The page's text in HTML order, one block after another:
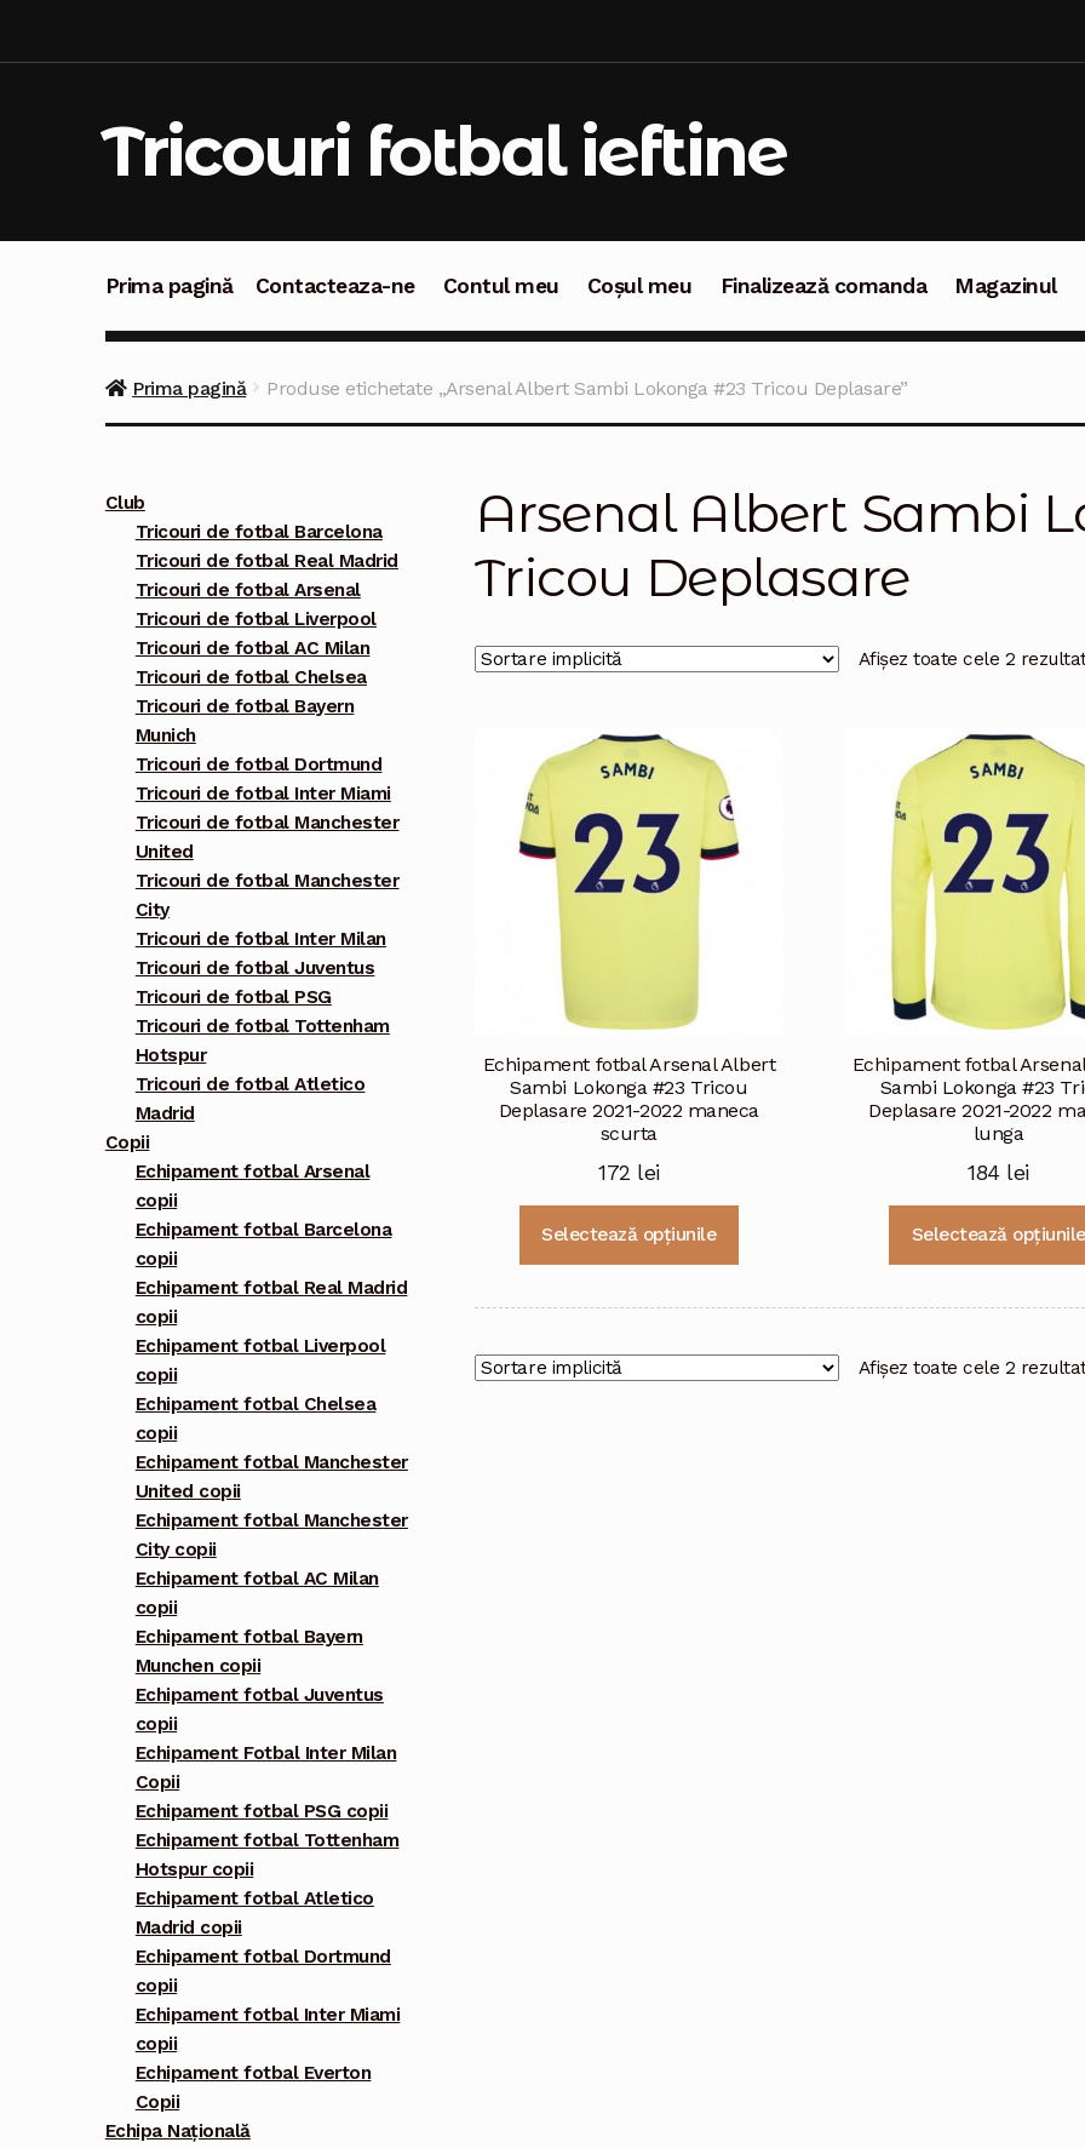
Tricouri fotbal ieftine
Prima pagină Contacteaza-ne Contul meu Coșul meu Finalizează comanda Magazinul
Prima pagină Produse etichetate „Arsenal Albert Sambi Lokonga #23 Tricou Deplasare”
Arsenal Albert Sambi
Tricou Deplasare
Afișez toate cele 2
Echipament fotbal Arsenal Albert
Sambi Lokonga #23 Tricou
Deplasare 2021-2022 maneca
scurta
172 lei
Selectează opțiunile
mai
Echipament fotbal
Sambi Lokonga #23
Deplasare 2021-2022
lunga
184 lei
Selectează opțiunile
Afișez toate cele 2
Club
Tricouri de fotbal Barcelona
Tricouri de fotbal Real Madrid
Tricouri de fotbal Arsenal
Tricouri de fotbal Liverpool
Tricouri de fotbal AC Milan
Tricouri de fotbal Chelsea
Tricouri de fotbal Bayern
Munich
Tricouri de fotbal Dortmund
Tricouri de fotbal Inter Miami
Tricouri de fotbal Manchester
United
Tricouri de fotbal Manchester
City
Tricouri de fotbal Inter Milan
Tricouri de fotbal Juventus
Tricouri de fotbal PSG
Tricouri de fotbal Tottenham
Hotspur
Tricouri de fotbal Atletico
Madrid
Copii
Echipament fotbal Arsenal
copii
Echipament fotbal Barcelona
copii
Echipament fotbal Real Madrid
copii
Echipament fotbal Liverpool
copii
Echipament fotbal Chelsea
copii
Echipament fotbal Manchester
United copii
Echipament fotbal Manchester
City copii
Echipament fotbal AC Milan
copii
Echipament fotbal Bayern
Munchen copii
Echipament fotbal Juventus
copii
Echipament Fotbal Inter Milan
Copii
Echipament fotbal PSG copii
Echipament fotbal Tottenham
Hotspur copii
Echipament fotbal Atletico
Madrid copii
Echipament fotbal Dortmund
copii
Echipament fotbal Inter Miami
copii
Echipament fotbal Everton
Copii
Echipa Națională